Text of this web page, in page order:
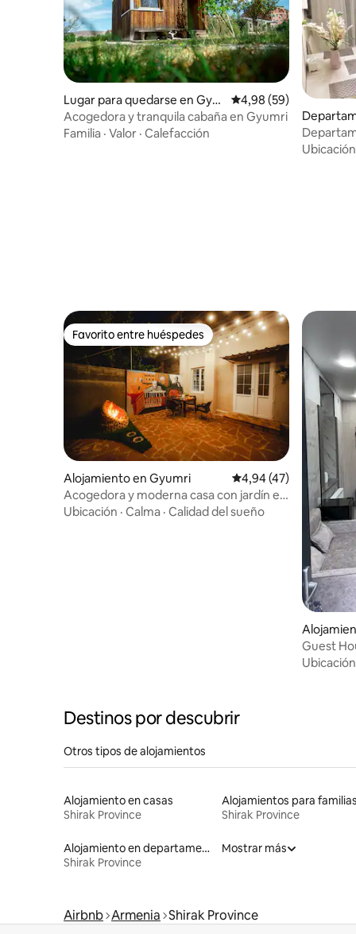
Lugar para quedarse en Gyu
mri
Calificación promedio:
4,98 (59)
Acogedora y tranquila cabaña en Gyumri
Familia · Valor · Calefacción
Ubicación
Favorito entre huéspedes
Favorito entre huéspedes
Alojamiento en Gyumri Calificación
4,94 (47)
Acogedora y moderna casa con jardín en
Gyumri
Ubicación · Calma · Calidad del sueño
Guest
Ubicación
Destinos por descubrir
Otros tipos de alojamientos
Alojamiento en casas
Shirak Province
Alojamientos para familias
Shirak Province
Alojamiento en departamentos
Shirak Province
Mostrar más
Airbnb Armenia Shirak Province